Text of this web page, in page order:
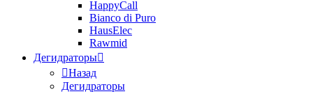
HappyCall
Bianco di Puro
HausElec
Rawmid
Дегидраторы
Назад
Дегидраторы